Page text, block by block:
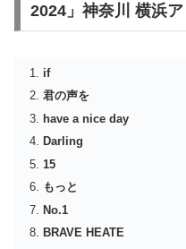
2024」神奈川 横浜
if
君の声を
have a nice day
Darling
15
もっと
No.1
BRAVE HEATE